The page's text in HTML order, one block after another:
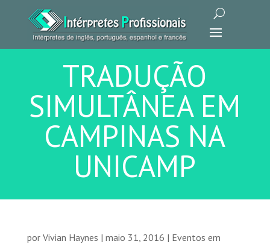
TRADUÇÃO
SIMULTÂNEA EM
CAMPINAS NA
UNICAMP
por Vivian Haynes | maio 31, 2016 | Eventos em